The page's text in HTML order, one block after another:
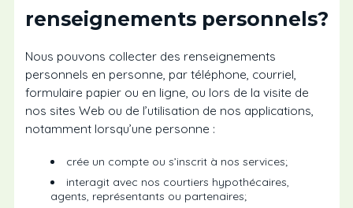
renseignements personnels?
Nous pouvons collecter des renseignements
personnels en personne, par téléphone, courriel,
formulaire papier ou en ligne, ou lors de la visite de
nos sites Web ou de l’utilisation de nos applications,
notamment lorsqu’une personne :
crée un compte ou s’inscrit à nos services;
interagit avec nos courtiers hypothécaires,
agents, représentants ou partenaires;